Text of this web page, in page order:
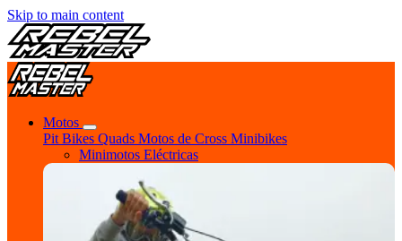
Skip to main content
Motos
Pit Bikes Quads Motos de Cross Minibikes
Minimotos Eléctricas